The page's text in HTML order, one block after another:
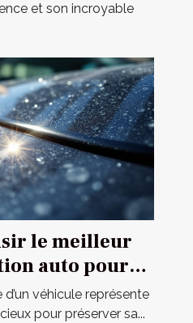
et son incroyable
le meilleur
auto pour
véhicule représente
pour préserver sa...